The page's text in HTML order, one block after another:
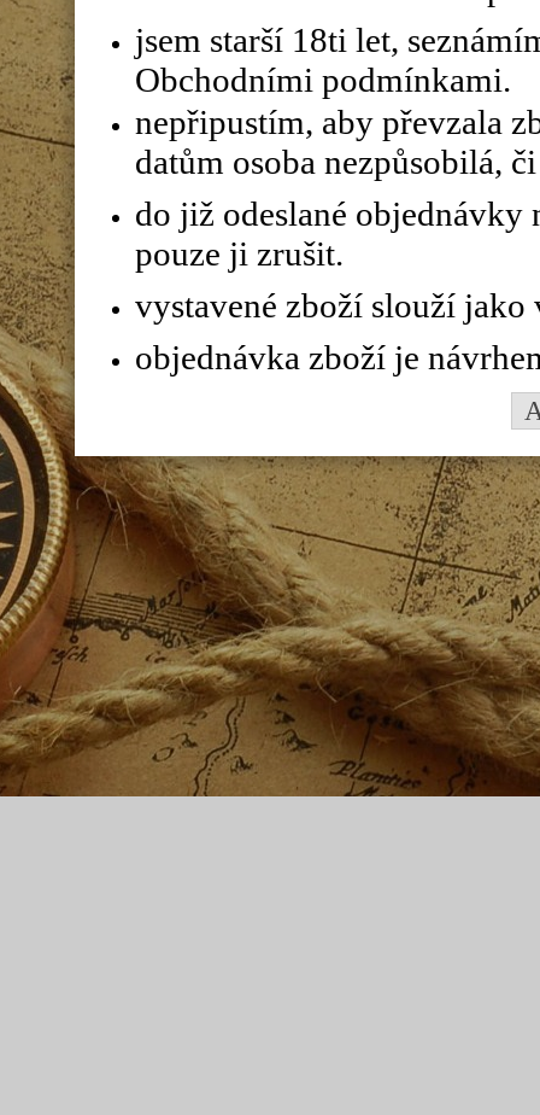
jsem starší 18ti let,
Obchodními podmínkami.
nepřipustím, aby převzala
datům osoba nezpůsobilá,
do již odeslané objednávky
pouze ji zrušit.
vystavené zboží slouží
objednávka zboží je